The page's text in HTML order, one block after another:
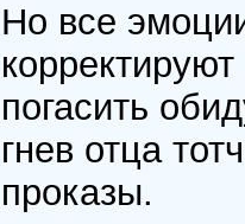
Но все
погасить
гнев отца
проказы.